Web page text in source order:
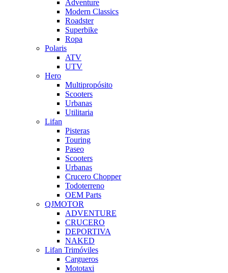
Adventure
Modern Classics
Roadster
Superbike
Ropa
Polaris
ATV
UTV
Hero
Multipropósito
Scooters
Urbanas
Utilitaria
Lifan
Pisteras
Touring
Paseo
Scooters
Urbanas
Crucero Chopper
Todoterreno
OEM Parts
QJMOTOR
ADVENTURE
CRUCERO
DEPORTIVA
NAKED
Lifan Trimóviles
Cargueros
Mototaxi